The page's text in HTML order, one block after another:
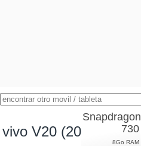
vivo V20 (2021)
Snapdragon
730
8Go RAM